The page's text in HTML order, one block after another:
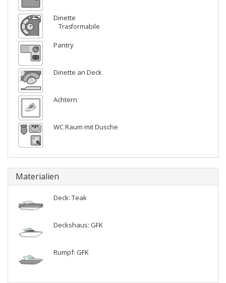
Dinette
Trasformabile
Pantry
Dinette an Deck
Achtern
WC Raum mit Dusche
Materialien
Deck: Teak
Deckshaus: GFK
Rumpf: GFK